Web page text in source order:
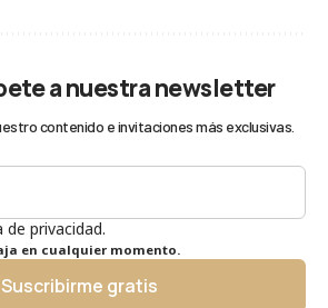
a nuestra newsletter
contenido e invitaciones más exclusivas.
privacidad.
en cualquier momento.
Suscribirme gratis